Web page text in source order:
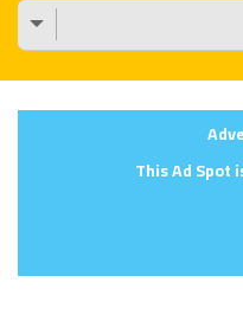
This Ad Spot